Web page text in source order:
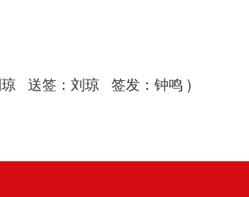
琼 送签：刘琼 签发：钟鸣 )